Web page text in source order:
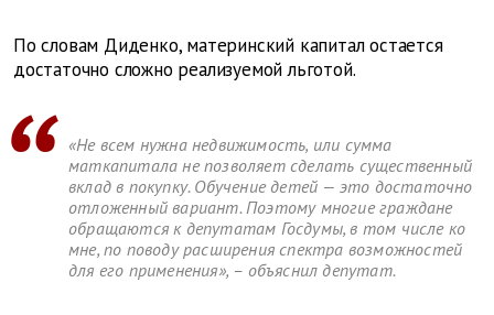
По словам Диденко, материнский капитал остается
достаточно сложно реализуемой льготой.
«Не всем нужна недвижимость, или сумма
маткапитала не позволяет сделать существенный
вклад в покупку. Обучение детей — это достаточно
отложенный вариант. Поэтому многие граждане
обращаются к депутатам Госдумы, в том числе ко
мне, по поводу расширения спектра возможностей
для его применения», – объяснил депутат.